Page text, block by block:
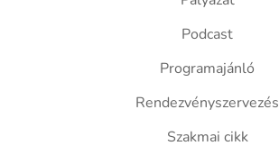
Podcast
Programajánló
Rendezvényszervezés
Szakmai cikk